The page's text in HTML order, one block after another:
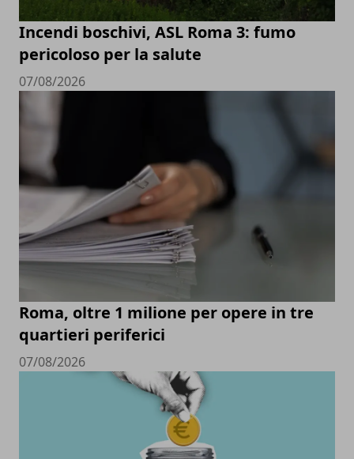
Incendi boschivi, ASL Roma 3: fumo
pericoloso per la salute
07/08/2026
Roma, oltre 1 milione per opere in tre
quartieri periferici
07/08/2026